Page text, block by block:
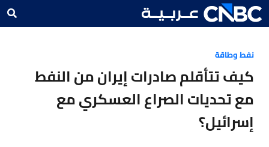
نفط وطاقة
كيف تتأقلم صادرات إيران من النفط
مع تحديات الصراع العسكري مع
إسرائيل؟